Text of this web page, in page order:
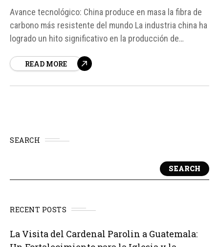
Avance tecnológico: China produce en masa la fibra de
carbono más resistente del mundo La industria china ha
logrado un hito significativo en la producción de
producción en masa de fibra de carbono de grado T1200,
READ MORE
SEARCH
SEARCH
RECENT POSTS
La Visita del Cardenal Parolin a Guatemala: